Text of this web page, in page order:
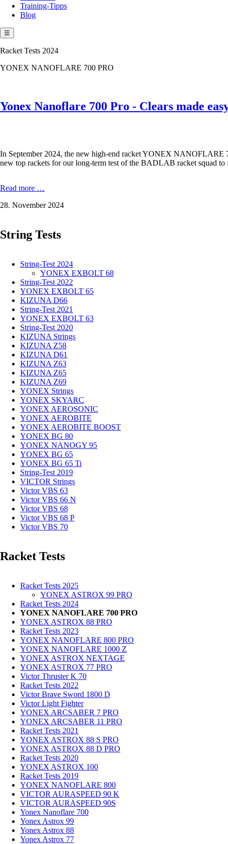
Training-Tipps
Blog
☰
Racket Tests 2024
YONEX NANOFLARE 700 PRO
Yonex Nanoflare 700 Pro - Clears made
In September 2024, the new high-end racket YONEX NANOFLARE
new top rackets for our long-term test of the BADLAB racket squad
Read more …
700
Clears
28. November 2024
String Tests
String-Test 2024
YONEX EXBOLT 68
String-Test 2022
YONEX EXBOLT 65
KIZUNA D66
String-Test 2021
YONEX EXBOLT 63
String-Test 2020
KIZUNA Strings
KIZUNA Z58
KIZUNA D61
KIZUNA Z63
KIZUNA Z65
KIZUNA Z69
YONEX Strings
YONEX SKYARC
YONEX AEROSONIC
YONEX AEROBITE
YONEX AEROBITE BOOST
YONEX BG 80
YONEX NANOGY 95
YONEX BG 65
YONEX BG 65 Ti
String-Test 2019
VICTOR Strings
Victor VBS 63
Victor VBS 66 N
Victor VBS 68
Victor VBS 68 P
Victor VBS 70
Racket Tests
Racket Tests 2025
YONEX ASTROX 99 PRO
Racket Tests 2024
YONEX NANOFLARE 700 PRO
YONEX ASTROX 88 PRO
Racket Tests 2023
YONEX NANOFLARE 800 PRO
YONEX NANOFLARE 1000 Z
YONEX ASTROX NEXTAGE
YONEX ASTROX 77 PRO
Victor Thruster K 70
Racket Tests 2022
Victor Brave Sword 1800 D
Victor Light Fighter
YONEX ARCSABER 7 PRO
YONEX ARCSABER 11 PRO
Racket Tests 2021
YONEX ASTROX 88 S PRO
YONEX ASTROX 88 D PRO
Racket Tests 2020
YONEX ASTROX 100
Racket Tests 2019
YONEX NANOFLARE 800
VICTOR AURASPEED 90 K
VICTOR AURASPEED 90S
Yonex Nanoflare 700
Yonex Astrox 99
Yonex Astrox 88
Yonex Astrox 77